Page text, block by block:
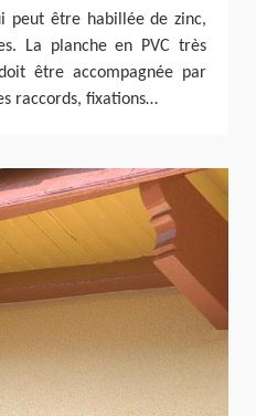
peut être habillée de zinc,
La planche en PVC très
être accompagnée par
raccords, fixations…